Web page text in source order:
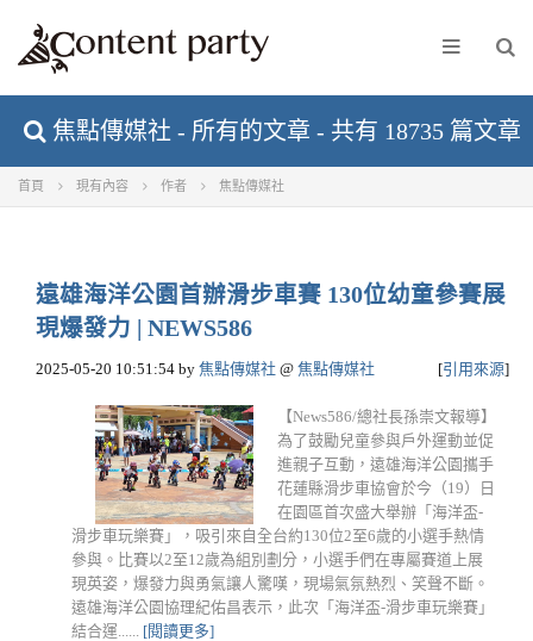
焦點傳媒社 - 所有的文章 - 共有 18735 篇文章
首頁 現有內容 作者 焦點傳媒社
遠雄海洋公園首辦滑步車賽 130位幼童參賽展
現爆發力 | NEWS586
2025-05-20 10:51:54 by 焦點傳媒社 @ 焦點傳媒社 [引用來源]
【News586/總社長孫崇文報導】
為了鼓勵兒童參與戶外運動並促
進親子互動，遠雄海洋公園攜手
花蓮縣滑步車協會於今（19）日
在園區首次盛大舉辦「海洋盃-
滑步車玩樂賽」，吸引來自全台約130位2至6歲的小選手熱情
參與。比賽以2至12歲為組別劃分，小選手們在專屬賽道上展
現英姿，爆發力與勇氣讓人驚嘆，現場氣氛熱烈、笑聲不斷。
遠雄海洋公園協理紀佑昌表示，此次「海洋盃-滑步車玩樂賽」
結合運...... [閱讀更多]